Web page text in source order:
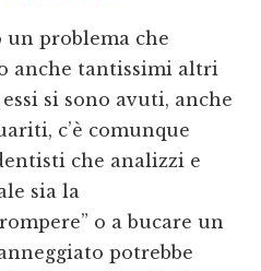
problema che
anche tantissimi altri
si sono avuti, anche
c’è comunque
che analizzi e
sia la
o a bucare un
potrebbe